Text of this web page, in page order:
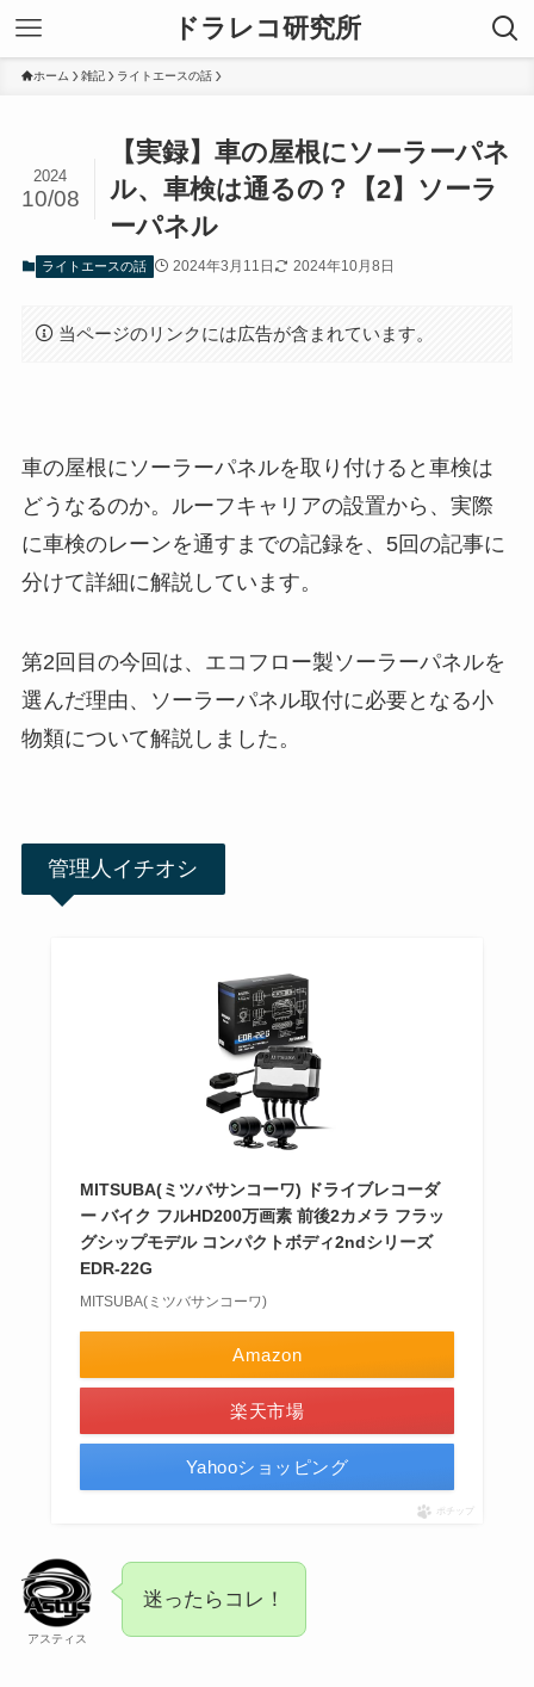
ドラレコ研究所
ホーム 雑記 ライトエースの話
【実録】車の屋根にソーラーパネ
ル、車検は通るの？【2】ソーラ
ーパネル
2024
10/08
ライトエースの話 2024年3月11日 2024年10月8日
当ページのリンクには広告が含まれています。
車の屋根にソーラーパネルを取り付けると車検は
どうなるのか。ルーフキャリアの設置から、実際
に車検のレーンを通すまでの記録を、5回の記事に
分けて詳細に解説しています。
第2回目の今回は、エコフロー製ソーラーパネルを
選んだ理由、ソーラーパネル取付に必要となる小
物類について解説しました。
管理人イチオシ
MITSUBA(ミツバサンコーワ) ドライブレコーダ
ー バイク フルHD200万画素 前後2カメラ フラッ
グシップモデル コンパクトボディ2ndシリーズ
EDR-22G
MITSUBA(ミツバサンコーワ)
Amazon
楽天市場
Yahooショッピング
ポチップ
アスティス
迷ったらコレ！